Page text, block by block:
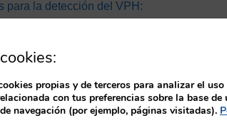
para la detección del VPH:
en el diagnóstico de
propias y de terceros para analizar el
con tus preferencias sobre la base
navegación (por ejemplo, páginas visitadas).